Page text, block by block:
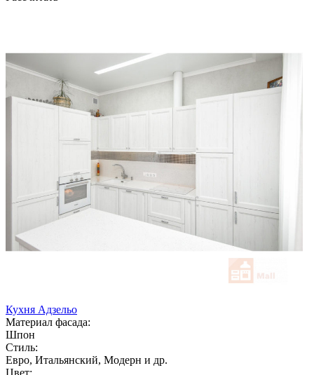
Кухня Адзельо
Материал фасада:
Шпон
Стиль:
Евро, Итальянский, Модерн и др.
Цвет: